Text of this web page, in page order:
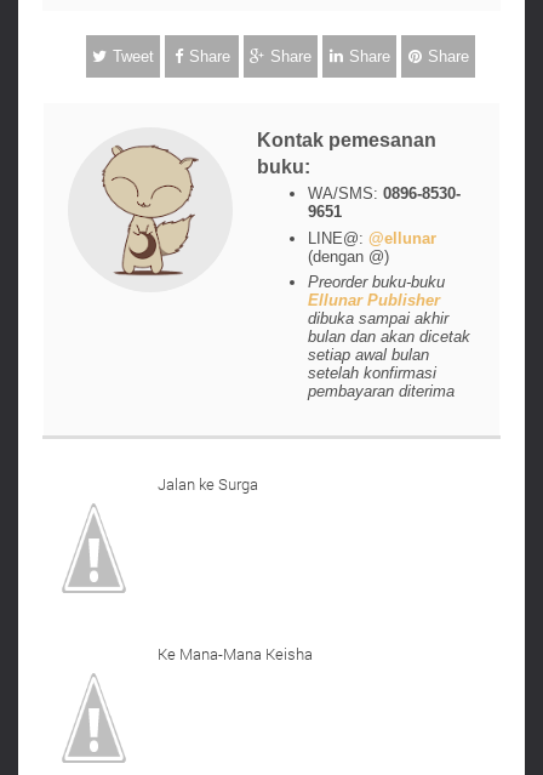
Tweet Share Share Share Share
Kontak pemesanan
buku:
WA/SMS:0896-8530-
9651
LINE@:@ellunar
(dengan @)
Preorder buku-buku
Ellunar Publisher
dibuka sampai akhir
bulan dan akan dicetak
setiap awal bulan
setelah konfirmasi
pembayaran diterima
Jalan ke Surga
Ke Mana-Mana Keisha